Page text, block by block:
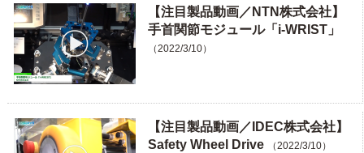
【注目製品動画／NTN株式会社】
手首関節モジュール「i-WRIST」
（2022/3/10）
【注目製品動画／IDEC株式会社】
Safety Wheel Drive
（2022/3/10）